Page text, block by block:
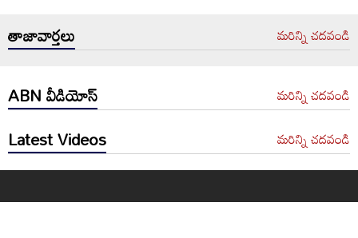
తాజావార్తలు మరిన్ని చదవండి
ABN వీడియోస్ మరిన్ని చదవండి
Latest Videos మరిన్ని చదవండి